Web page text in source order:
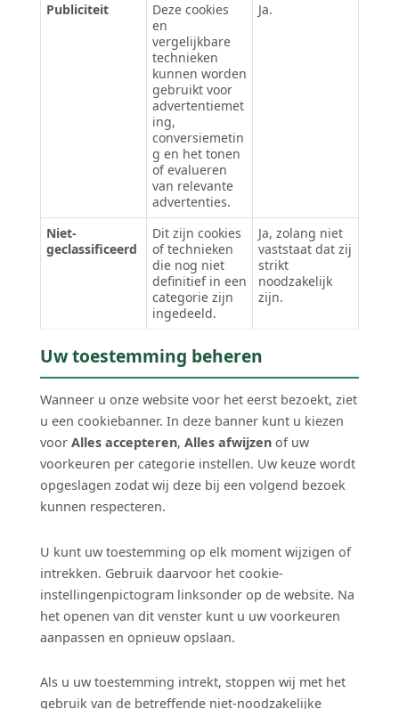
Publiciteit
Deze cookies
en
vergelijkbare
technieken
kunnen worden
gebruikt voor
advertentiemet
ing,
conversiemetin
g en het tonen
of evalueren
van relevante
advertenties.
Ja.
Niet-
geclassificeerd
Dit zijn cookies
of technieken
die nog niet
definitief in een
categorie zijn
ingedeeld.
Ja, zolang niet
vaststaat dat zij
strikt
noodzakelijk
zijn.
Uw toestemming beheren
Wanneer u onze website voor het eerst bezoekt, ziet
u een cookiebanner. In deze banner kunt u kiezen
voor Alles accepteren, Alles afwijzenof uw
voorkeuren per categorie instellen. Uw keuze wordt
opgeslagen zodat wij deze bij een volgend bezoek
kunnen respecteren.
U kunt uw toestemming op elk moment wijzigen of
intrekken. Gebruik daarvoor het cookie-
instellingenpictogram linksonder op de website. Na
het openen van dit venster kunt u uw voorkeuren
aanpassen en opnieuw opslaan.
Als u uw toestemming intrekt, stoppen wij met het
gebruik van de betreffende niet-noodzakelijke